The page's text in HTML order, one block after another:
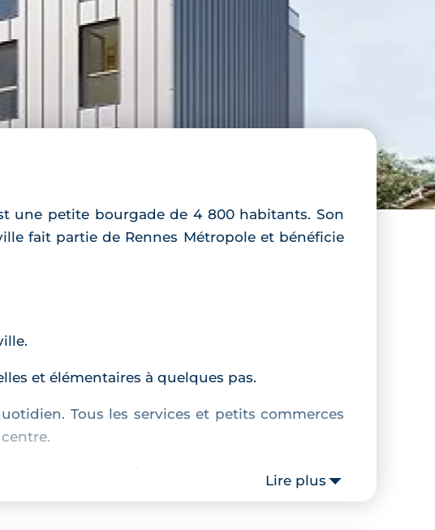
une petite bourgade de 4 800 habitants. Son
fait partie de Rennes Métropole et bénéficie
et élémentaires à quelques pas.
Tous les services et petits commerces
randonnées qui jalonnent la commune ou le
Lire plus